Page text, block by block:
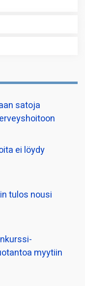
satoja
ei löydy
tulos nousi
myytiin